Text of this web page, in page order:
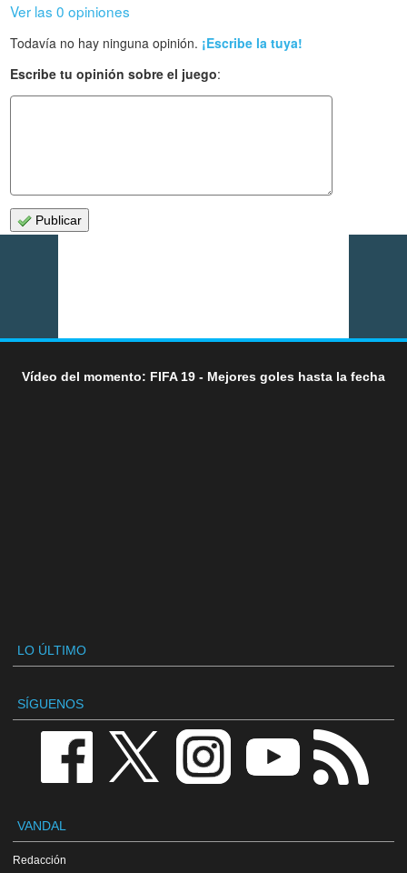
Ver las 0 opiniones
Todavía no hay ninguna opinión. ¡Escribe la tuya!
Escribe tu opinión sobre el juego:
Publicar
Vídeo del momento: FIFA 19 - Mejores goles hasta la fecha
LO ÚLTIMO
SÍGUENOS
VANDAL
Redacción